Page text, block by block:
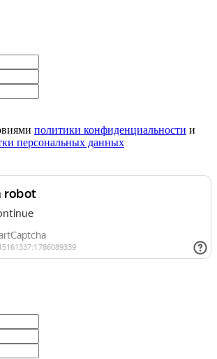
политики конфиденциальности и
персональных данных